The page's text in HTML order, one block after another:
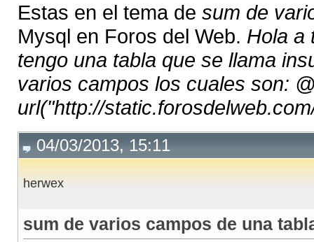
Estas en el tema de sum de
Mysql en Foros del Web. Hola a
tengo una tabla que se llama
varios campos los cuales son:
url("http://
04/03/2013, 15:11
herwex
sum de varios campos de una